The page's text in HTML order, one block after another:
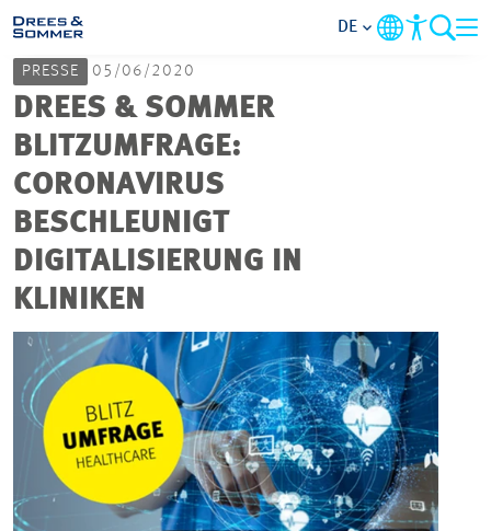
MARKETS
UNTERNEHMEN
KARRIERE
PROJEKTE
KONTAKT
DE
PRESSE 05/06/2020
DREES & SOMMER
BLITZUMFRAGE:
CORONAVIRUS
BESCHLEUNIGT
DIGITALISIERUNG IN
KLINIKEN